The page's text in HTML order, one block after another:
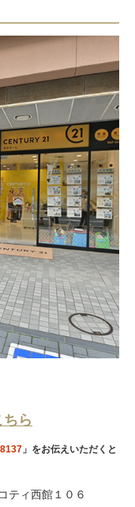
ら
」をお伝えいただくと
ティ西館１０６